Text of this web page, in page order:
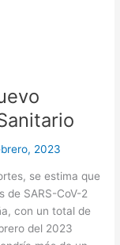
2023
se estima que
de SARS-CoV-2
con un total de
del 2023